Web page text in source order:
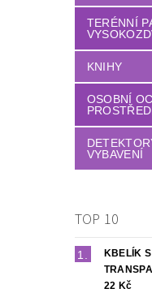
TERÉNNÍ
KNIHY
OSOBNÍ
VYBAVENÍ
TOP 10
KBELÍK
22 Kč